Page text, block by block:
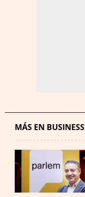
MÁS EN BUSINESS